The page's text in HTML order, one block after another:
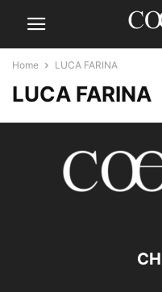
Home LUCA FARINA
LUCA FARINA